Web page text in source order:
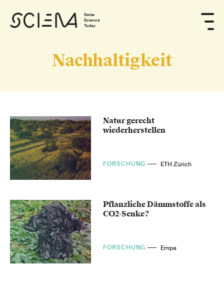
Swiss
Science
Today
Nachhaltigkeit
Natur gerecht
wiederherstellen
FORSCHUNG ETH Zürich
Pflanzliche Dämmstoffe als
CO2-Senke?
FORSCHUNG Empa